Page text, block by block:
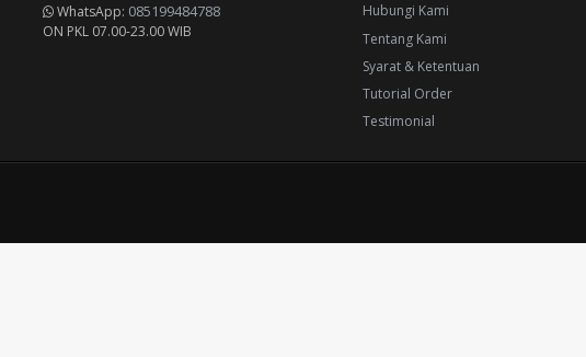
WhatsApp: 085199484788
ON PKL 07.00-23.00 WIB
Hubungi Kami
Tentang Kami
Syarat & Ketentuan
Tutorial Order
Testimonial